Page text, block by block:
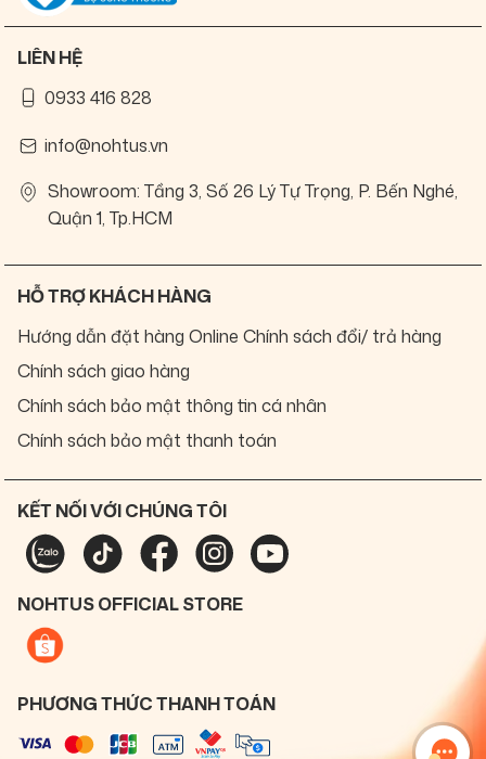
LIÊN HỆ
0933 416 828
info@nohtus.vn
Showroom: Tầng 3, Số 26 Lý Tự Trọng, P. Bến Nghé,
Quận 1, Tp.HCM
HỖ TRỢ KHÁCH HÀNG
Hướng dẫn đặt hàng Online Chính sách đổi/ trả hàng
Chính sách giao hàng
Chính sách bảo mật thông tin cá nhân
Chính sách bảo mật thanh toán
KẾT NỐI VỚI CHÚNG TÔI
NOHTUS OFFICIAL STORE
PHƯƠNG THỨC THANH TOÁN